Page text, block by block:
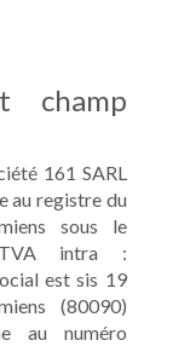
champ
161 SARL
au registre du
sous le
intra :
est sis 19
(80090)
au numéro